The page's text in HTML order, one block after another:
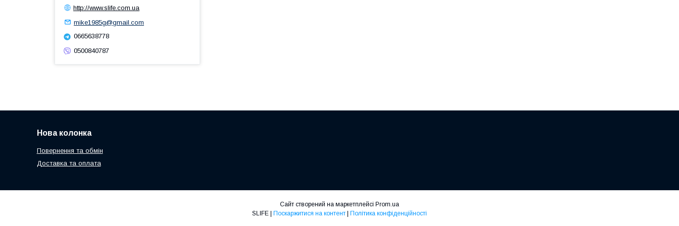
http://www.slife.com.ua
mike1985g@gmail.com
0665638778
0500840787
Нова колонка
Повернення та обмін
Доставка та оплата
Сайт створений на маркетплейсі Prom.ua
Поскаржитися на контент Політика конфіденційності